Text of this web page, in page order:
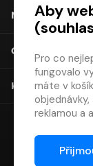
NÁKUP
O SPOLEČNOSTI
KONTAKT
Aby
Pro co
fungovalo
máte v
reklamou a
Proto od